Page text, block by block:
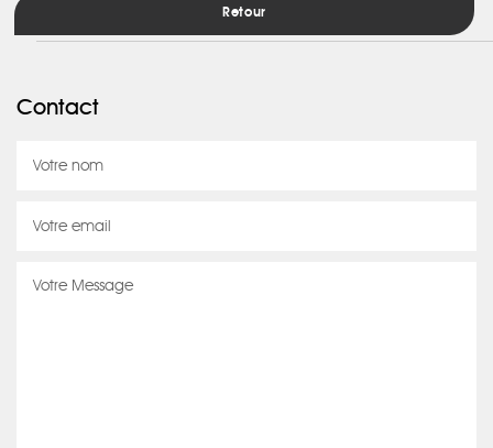
Retour
Contact